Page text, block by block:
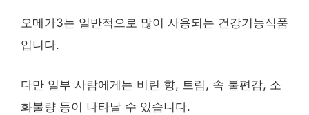
오메가3는 일반적으로 많이 사용되는 건강기능식품
입니다.
다만 일부 사람에게는 비린 향, 트림, 속 불편감, 소
화불량 등이 나타날 수 있습니다.